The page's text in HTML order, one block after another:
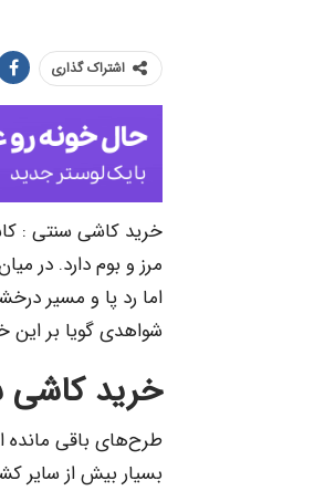
اشتراک گذاری
خرید کاشی سنتی :
مرز و بوم دارد. در
اما رد پا و مسیر
شواهدی گویا بر
خرید کاشی
طرح‌های باقی مانده
بسیار بیش از سایر